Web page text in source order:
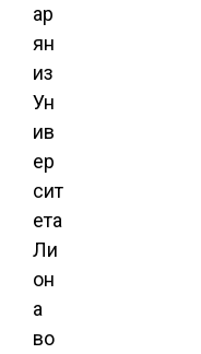
ар
ян
из
Ун
ив
ер
сит
ета
Ли
он
а
во